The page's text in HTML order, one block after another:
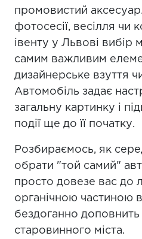
промовистий
фотосесії, весілля чи
івенту у Львові вибір
самим важливим
дизайнерське взуття
Автомобіль задає
загальну картинку і
події ще до її початку.
Розбираємось, як
обрати "той самий"
просто довезе вас до
органічною частиною
бездоганно
старовинного міста.